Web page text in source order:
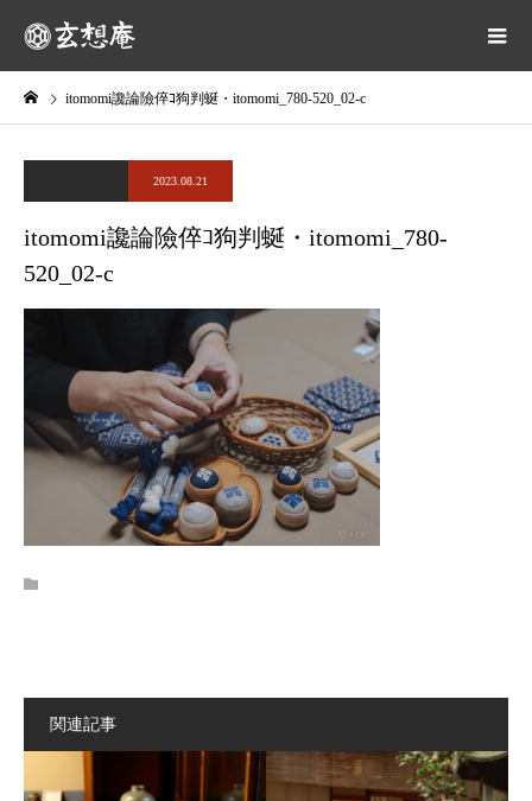
itomomi讒論險倅ｺ狗判蜒・itomomi_780-520_02-c
2023.08.21
itomomi讒論險倅ｺ狗判蜒・itomomi_780-
520_02-c
関連記事